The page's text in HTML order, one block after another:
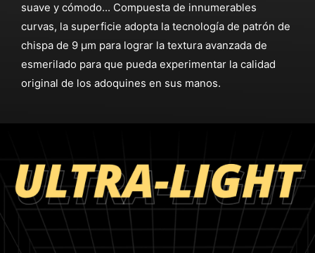
suave y cómodo... Compuesta de innumerables
curvas, la superficie adopta la tecnología de patrón de
chispa de 9 μm para lograr la textura avanzada de
esmerilado para que pueda experimentar la calidad
original de los adoquines en sus manos.